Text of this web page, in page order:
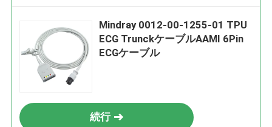
Mindray 0012-00-1255-01 TPU
ECG TrunckケーブルAAMI 6Pin
ECGケーブル
続行